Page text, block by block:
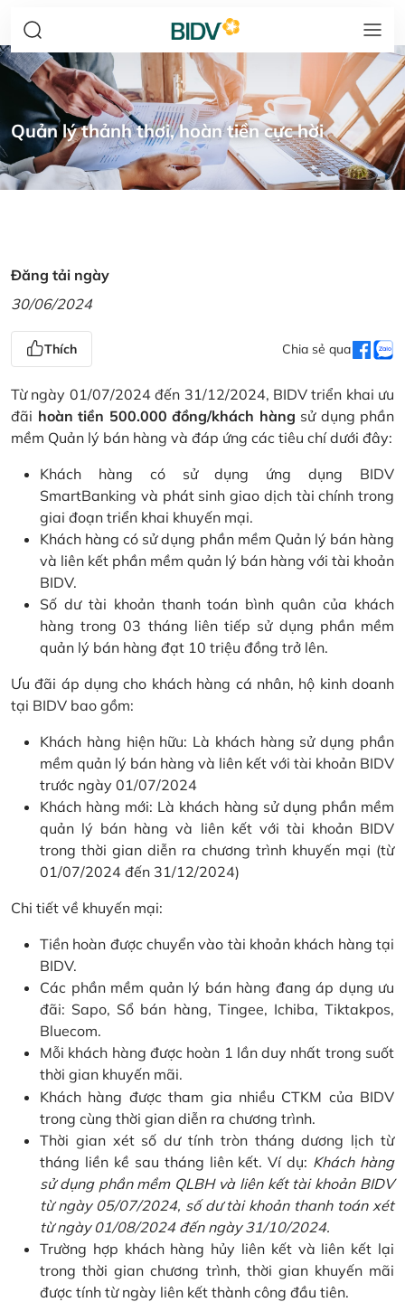
Quản lý thảnh thơi, hoàn tiền cực hời
Đăng tải ngày
30/06/2024
Thích Chia sẻ qua
Từ ngày 01/07/2024 đến 31/12/2024, BIDV triển khai ưu
đãi hoàn tiền 500.000 đồng/khách hàng sử dụng phần
mềm Quản lý bán hàng và đáp ứng các tiêu chí dưới đây:
Khách hàng có sử dụng ứng dụng BIDV
SmartBanking và phát sinh giao dịch tài chính trong
giai đoạn triển khai khuyến mại.
Khách hàng có sử dụng phần mềm Quản lý bán hàng
và liên kết phần mềm quản lý bán hàng với tài khoản
BIDV.
Số dư tài khoản thanh toán bình quân của khách
hàng trong 03 tháng liên tiếp sử dụng phần mềm
quản lý bán hàng đạt 10 triệu đồng trở lên.
Ưu đãi áp dụng cho khách hàng cá nhân, hộ kinh doanh
tại BIDV bao gồm:
Khách hàng hiện hữu: Là khách hàng sử dụng phần
mềm quản lý bán hàng và liên kết với tài khoản BIDV
trước ngày 01/07/2024
Khách hàng mới: Là khách hàng sử dụng phần mềm
quản lý bán hàng và liên kết với tài khoản BIDV
trong thời gian diễn ra chương trình khuyến mại (từ
01/07/2024 đến 31/12/2024)
Chi tiết về khuyến mại:
Tiền hoàn được chuyển vào tài khoản khách hàng tại
BIDV.
Các phần mềm quản lý bán hàng đang áp dụng ưu
đãi: Sapo, Sổ bán hàng, Tingee, Ichiba, Tiktakpos,
Bluecom.
Mỗi khách hàng được hoàn 1 lần duy nhất trong suốt
thời gian khuyến mãi.
Khách hàng được tham gia nhiều CTKM của BIDV
trong cùng thời gian diễn ra chương trình.
Thời gian xét số dư tính tròn tháng dương lịch từ
tháng liền kề sau tháng liên kết. Ví dụ: Khách hàng
sử dụng phần mềm QLBH và liên kết tài khoản BIDV
từ ngày 05/07/2024, số dư tài khoản thanh toán xét
từ ngày 01/08/2024 đến ngày 31/10/2024.
Trường hợp khách hàng hủy liên kết và liên kết lại
trong thời gian chương trình, thời gian khuyến mãi
được tính từ ngày liên kết thành công đầu tiên.